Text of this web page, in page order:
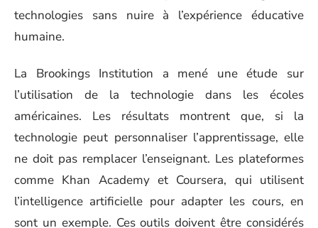
technologies sans nuire à l’expérience éducative
humaine.
La Brookings Institution a mené une étude sur
l’utilisation de la technologie dans les écoles
américaines. Les résultats montrent que, si la
technologie peut personnaliser l’apprentissage, elle
ne doit pas remplacer l’enseignant. Les plateformes
comme Khan Academy et Coursera, qui utilisent
l’intelligence artificielle pour adapter les cours, en
sont un exemple. Ces outils doivent être considérés